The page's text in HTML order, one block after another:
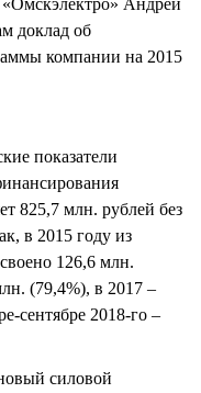
доклад об
компании на 2015
показатели
825,7 млн. рублей без
в 2015 году из
126,6 млн.
(79,4%), в 2017 –
сентябре 2018-го –
силовой